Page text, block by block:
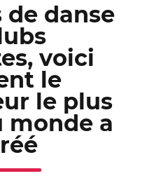
de danse
voici
le
le plus
monde a